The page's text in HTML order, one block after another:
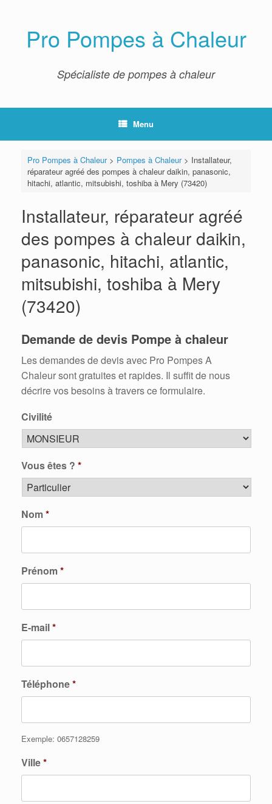
Pro Pompes à Chaleur
Spécialiste de pompes à chaleur
Menu
Pro Pompes à Chaleur> Pompes à Chaleur> Installateur,
réparateur agréé des pompes à chaleur daikin, panasonic,
hitachi, atlantic, mitsubishi, toshiba à Mery (73420)
Installateur, réparateur agréé
des pompes à chaleur daikin,
panasonic, hitachi, atlantic,
mitsubishi, toshiba à Mery
(73420)
Demande de devis Pompe à chaleur
Les demandes de devis avec Pro Pompes A
Chaleur sont gratuites et rapides. Il suffit de nous
décrire vos besoins à travers ce formulaire.
Civilité
Vous êtes ? *
Nom*
Prénom*
E-mail*
Téléphone*
Exemple: 0657128259
Ville*